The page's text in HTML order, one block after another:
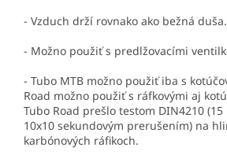
- Vzduch drží rovnako ako bežná duša.
- Možno použiť s predlžovacími
- Tubo MTB možno použiť iba s
Road možno použiť s ráfkovými aj
Tubo Road prešlo testom DIN4210
10x10 sekundovým prerušením) na
karbónových ráfikoch.